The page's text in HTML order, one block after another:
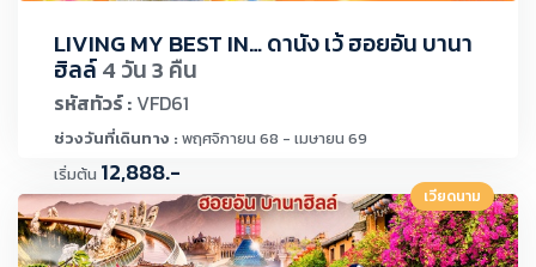
LIVING MY BEST IN… ดานัง เว้ ฮอยอัน บานา
ฮิลล์4 วัน 3 คืน
รหัสทัวร์ : VFD61
ช่วงวันที่เดินทาง : พฤศจิกายน 68 - เมษายน 69
เริ่มต้น 12,888.-
เวียดนาม